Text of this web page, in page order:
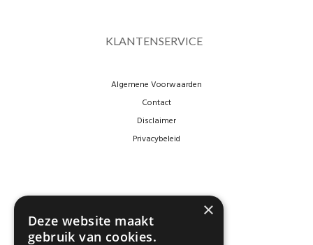
KLANTENSERVICE
Algemene Voorwaarden
Contact
Disclaimer
Privacybeleid
×
Deze website maakt
gebruik van cookies.